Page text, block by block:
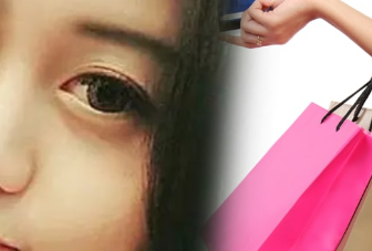
2
1
4
: